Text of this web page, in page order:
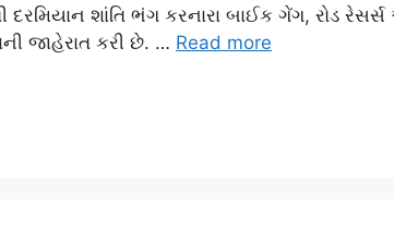
દરમિયાન શાંતિ ભંગ કરનારા બાઈક ગેંગ, રોડ
જાહેરાત કરી છે. … Read more